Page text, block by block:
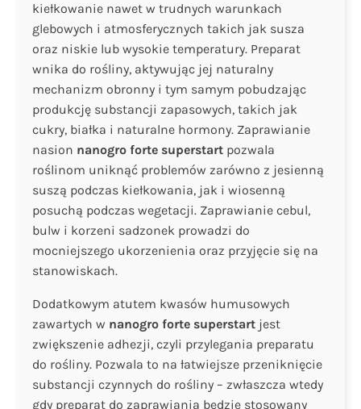
kiełkowanie nawet w trudnych warunkach
glebowych i atmosferycznych takich jak susza
oraz niskie lub wysokie temperatury. Preparat
wnika do rośliny, aktywując jej naturalny
mechanizm obronny i tym samym pobudzając
produkcję substancji zapasowych, takich jak
cukry, białka i naturalne hormony. Zaprawianie
nasion nanogro forte superstart pozwala
roślinom uniknąć problemów zarówno z jesienną
suszą podczas kiełkowania, jak i wiosenną
posuchą podczas wegetacji. Zaprawianie cebul,
bulw i korzeni sadzonek prowadzi do
mocniejszego ukorzenienia oraz przyjęcie się na
stanowiskach.
Dodatkowym atutem kwasów humusowych
zawartych w nanogro forte superstart jest
zwiększenie adhezji, czyli przylegania preparatu
do rośliny. Pozwala to na łatwiejsze przeniknięcie
substancji czynnych do rośliny – zwłaszcza wtedy
gdy preparat do zaprawiania będzie stosowany